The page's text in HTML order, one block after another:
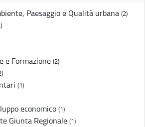
Paesaggio e Qualità urbana (2)
e Formazione (2)
(1)
economico (1)
Giunta Regionale (1)